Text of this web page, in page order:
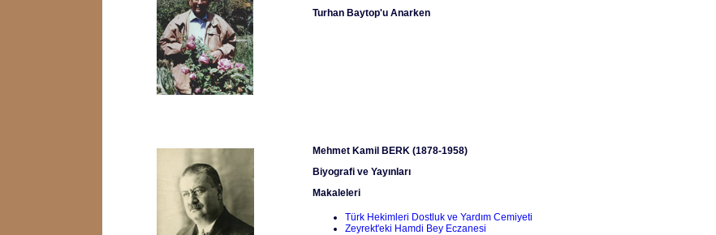
Turhan Baytop'u Anarken
Mehmet Kamil BERK (1878-1958)
Biyografi ve Yayınları
Makaleleri
Türk Hekimleri Dostluk ve Yardım Cemiyeti
Zeyrekt'eki Hamdi Bey Eczanesi